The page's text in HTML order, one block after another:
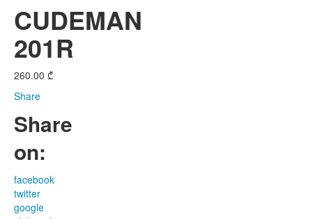
CUDEMAN
201R
260.00 ₾
Share
Share
on:
facebook
twitter
google